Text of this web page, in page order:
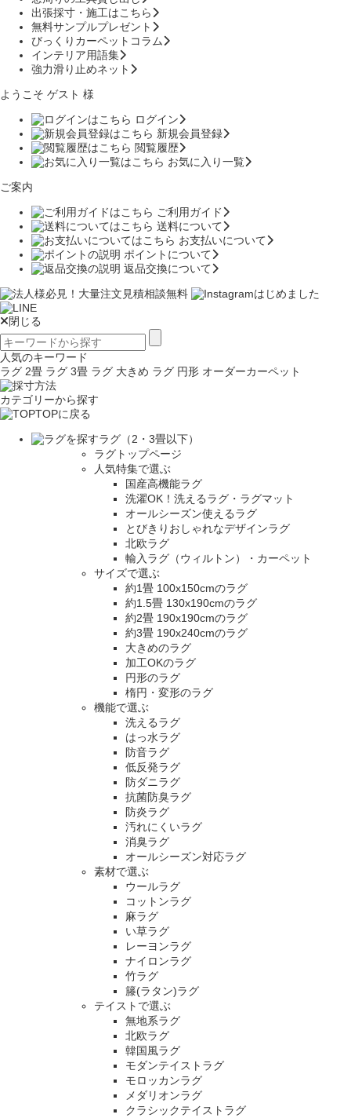
出張採寸・施工はこちら
無料サンプルプレゼント
びっくりカーペットコラム
インテリア用語集
強力滑り止めネット
ようこそ ゲスト 様
ログイン
新規会員登録
閲覧履歴
お気に入り一覧
ご案内
ご利用ガイド
送料について
お支払いについて
ポイントについて
返品交換について
閉じる
人気のキーワード
ラグ 2畳 ラグ 3畳 ラグ 大きめ ラグ 円形 オーダーカーペット
カテゴリーから探す
TOPに戻る
ラグ（2・3畳以下）
ラグトップページ
人気特集で選ぶ
国産高機能ラグ
洗濯OK！洗えるラグ・ラグマット
オールシーズン使えるラグ
とびきりおしゃれなデザインラグ
北欧ラグ
輸入ラグ（ウィルトン）・カーペット
サイズで選ぶ
約1畳 100x150cmのラグ
約1.5畳 130x190cmのラグ
約2畳 190x190cmのラグ
約3畳 190x240cmのラグ
大きめのラグ
加工OKのラグ
円形のラグ
楕円・変形のラグ
機能で選ぶ
洗えるラグ
はっ水ラグ
防音ラグ
低反発ラグ
防ダニラグ
抗菌防臭ラグ
防炎ラグ
汚れにくいラグ
消臭ラグ
オールシーズン対応ラグ
素材で選ぶ
ウールラグ
コットンラグ
麻ラグ
い草ラグ
レーヨンラグ
ナイロンラグ
竹ラグ
籐(ラタン)ラグ
テイストで選ぶ
無地系ラグ
北欧ラグ
韓国風ラグ
モダンテイストラグ
モロッカンラグ
メダリオンラグ
クラシックテイストラグ